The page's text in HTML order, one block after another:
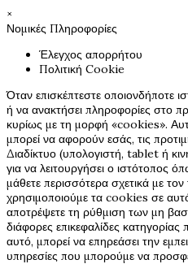
×
Νομικές Πληροφορίες
Έλεγχος απορρήτου
Πολιτική Cookie
Όταν επισκέπτεστε οποιονδήποτε
ή να ανακτήσει πληροφορίες στο
κυρίως με τη μορφή «cookies».
μπορεί να αφορούν εσάς, τις
Διαδίκτυο (υπολογιστή, tablet ή
για να λειτουργήσει ο ιστότοπος
μάθετε περισσότερα σχετικά με
χρησιμοποιούμε τα cookies σε
αποτρέψετε τη ρύθμιση των μη
διάφορες επικεφαλίδες
αυτό, μπορεί να επηρεάσει την
υπηρεσίες που μπορούμε να